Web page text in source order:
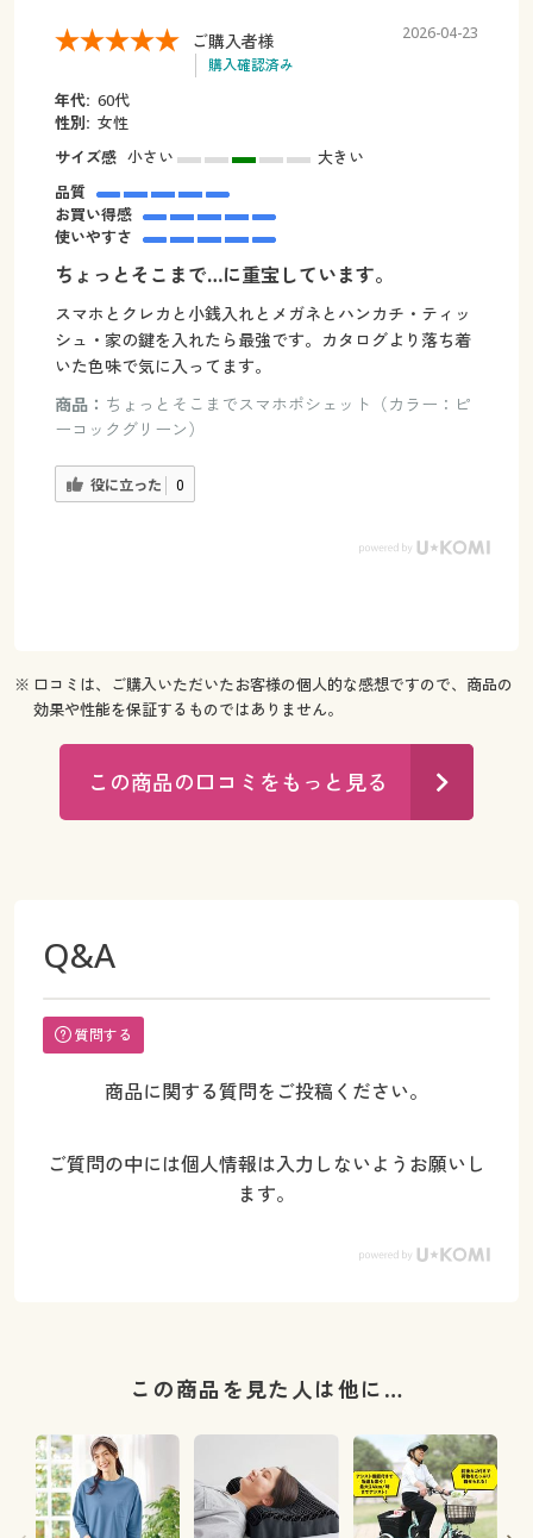
ご購入者様
購入確認済み
2026-04-23
年代: 60代
性別: 女性
サイズ感 小さい
大きい
品質
お買い得感
使いやすさ
ちょっとそこまで…に重宝しています。
スマホとクレカと小銭入れとメガネとハンカチ・ティッ
シュ・家の鍵を入れたら最強です。カタログより落ち着
いた色味で気に入ってます。
商品： ちょっとそこまでスマホポシェット（カラー：ピ
ーコックグリーン）
役に立った 0
※ 口コミは、ご購入いただいたお客様の個人的な感想ですので、商品の
効果や性能を保証するものではありません。
この商品の口コミをもっと見る
Q&A
質問する
商品に関する質問をご投稿ください。
ご質問の中には個人情報は入力しないようお願いし
ます。
この商品を見た人は他に…